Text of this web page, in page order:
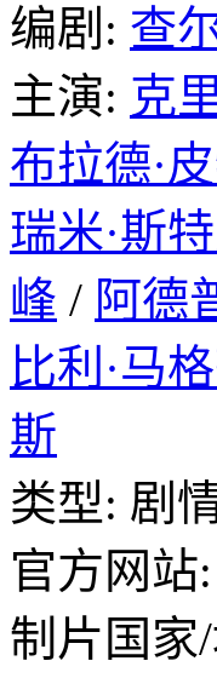
编剧: 查
主演: 克
布拉德·
瑞米·斯
峰 / 阿德
比利·马
斯
类型: 剧
官方网站
制片国家